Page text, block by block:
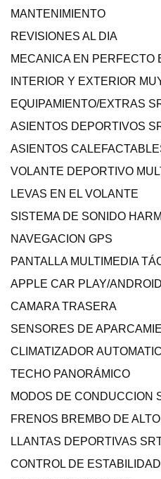
MANTENIMIENTO
REVISIONES AL DIA
MECANICA EN PERFECTO
INTERIOR Y EXTERIOR
EQUIPAMIENTO/EXTRAS
ASIENTOS DEPORTIVOS
ASIENTOS
VOLANTE DEPORTIVO
LEVAS EN EL VOLANTE
SISTEMA DE SONIDO
NAVEGACION GPS
PANTALLA MULTIMEDIA
APPLE CAR PLAY/
CAMARA TRASERA
SENSORES DE
CLIMATIZADOR
TECHO PANORÁMICO
MODOS DE CONDUCCION
FRENOS BREMBO DE
LLANTAS DEPORTIVAS
CONTROL DE